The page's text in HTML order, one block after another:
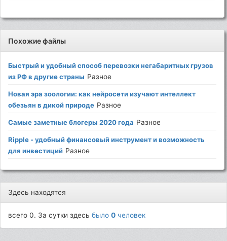
Похожие файлы
Быстрый и удобный способ перевозки негабаритных грузов
из РФ в другие страны Разное
Новая эра зоологии: как нейросети изучают интеллект
обезьян в дикой природе Разное
Самые заметные блогеры 2020 года Разное
Ripple - удобный финансовый инструмент и возможность
для инвестиций Разное
Здесь находятся
всего 0. За сутки здесьбыло0 человек